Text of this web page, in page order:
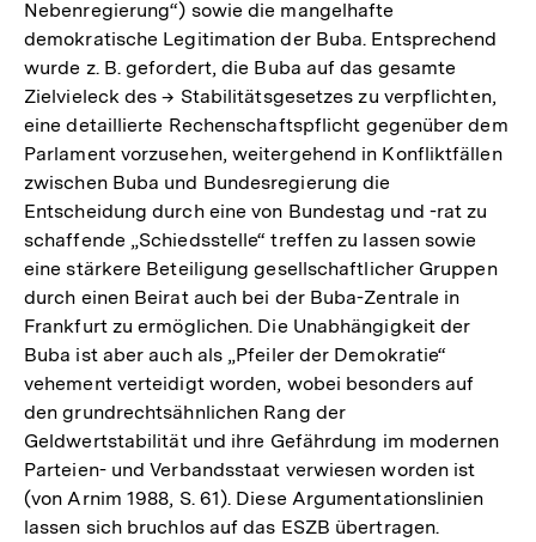
Nebenregierung“) sowie die mangelhafte
demokratische Legitimation der Buba. Entsprechend
wurde z. B. gefordert, die Buba auf das gesamte
Zielvieleck des → Stabilitätsgesetzes zu verpflichten,
eine detaillierte Rechenschaftspflicht gegenüber dem
Parlament vorzusehen, weitergehend in Konfliktfällen
zwischen Buba und Bundesregierung die
Entscheidung durch eine von Bundestag und -rat zu
schaffende „Schiedsstelle“ treffen zu lassen sowie
eine stärkere Beteiligung gesellschaftlicher Gruppen
durch einen Beirat auch bei der Buba-Zentrale in
Frankfurt zu ermöglichen. Die Unabhängigkeit der
Buba ist aber auch als „Pfeiler der Demokratie“
vehement verteidigt worden, wobei besonders auf
den grundrechtsähnlichen Rang der
Geldwertstabilität und ihre Gefährdung im modernen
Parteien- und Verbandsstaat verwiesen worden ist
(von Arnim 1988, S. 61). Diese Argumentationslinien
lassen sich bruchlos auf das ESZB übertragen.